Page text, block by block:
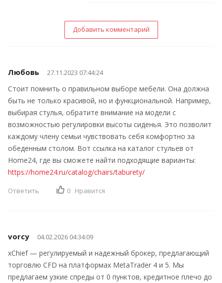
Добавить комментарий
Любовь 27.11.2023 07:44:24
Стоит помнить о правильном выборе мебели. Она должна
быть не только красивой, но и функциональной. Например,
выбирая стулья, обратите внимание на модели с
возможностью регулировки высоты сиденья. Это позволит
каждому члену семьи чувствовать себя комфортно за
обеденным столом. Вот ссылка на каталог стульев от
Home24, где вы сможете найти подходящие варианты:
https://home24.ru/catalog/chairs/taburety/
Ответить 0 Нравится
vorcy 04.02.2026 04:34:09
xChief — регулируемый и надежный брокер, предлагающий
торговлю CFD на платформах MetaTrader 4 и 5. Мы
предлагаем узкие спреды от 0 пунктов, кредитное плечо до